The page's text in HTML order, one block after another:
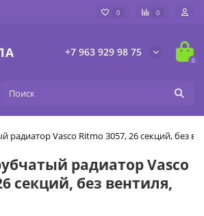
0 0
+7 963 929 98 75
0
радиатор Vasco Ritmo 3057, 26 секций, без
радиатор Vasco
секций, без вентиля,